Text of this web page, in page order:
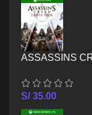
ASSASSINS
S/35.00